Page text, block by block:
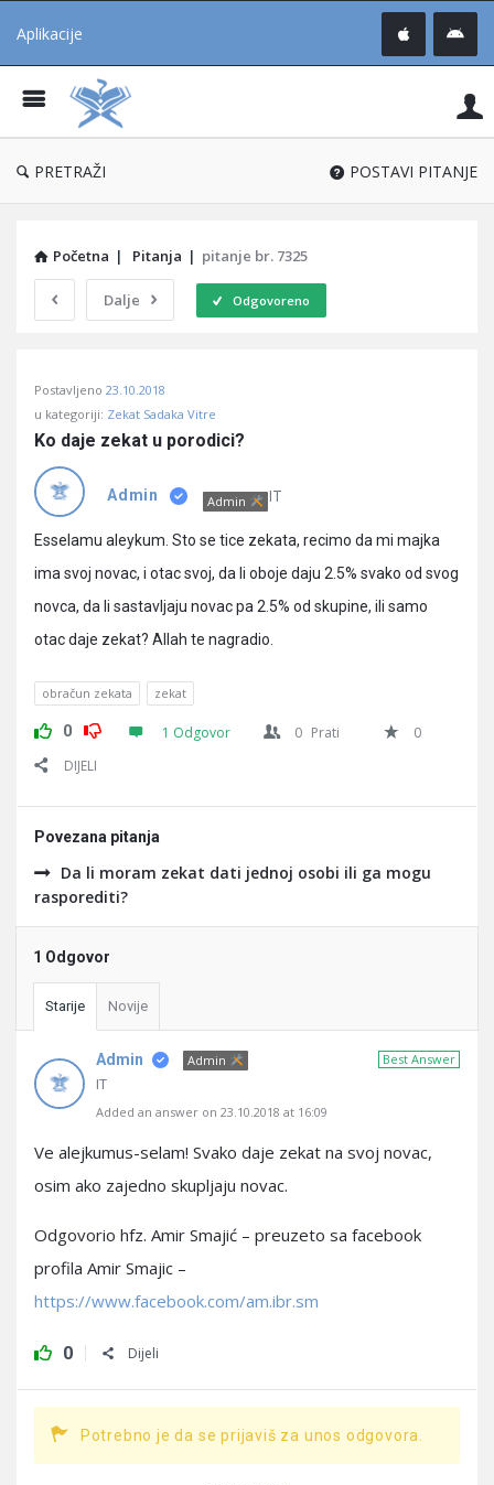
Aplikacije
®
PRETRAŽI POSTAVI PITANJE
Početna | Pitanja | pitanje br. 7325
Dalje Odgovoreno
Učene
Latest
Pitanja
Postavljeno 23.10.2018
u kategoriji: Zekat Sadaka Vitre
Ko daje zekat u porodici?
Admin Admin IT
Esselamu aleykum. Sto se tice zekata, recimo da mi majka
ima svoj novac, i otac svoj, da li oboje daju 2.5% svako od svog
novca, da li sastavljaju novac pa 2.5% od skupine, ili samo
otac daje zekat? Allah te nagradio.
obračun zekata zekat
0 1 Odgovor 0 Prati
0
DIJELI
Povezana pitanja
Da li moram zekat dati jednoj osobi ili ga mogu
rasporediti?
1 Odgovor
Starije Novije
Best Answer
Admin Admin
IT
Added an answer on 23.10.2018 at 16:09
Ve alejkumus-selam! Svako daje zekat na svoj novac,
osim ako zajedno skupljaju novac.
Odgovorio hfz. Amir Smajić – preuzeto sa facebook
profila Amir Smajic –
https://www.facebook.com/am.ibr.sm
0 Dijeli
Potrebno je da se prijaviš za unos odgovora.